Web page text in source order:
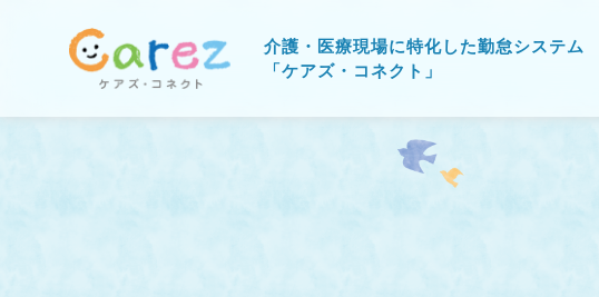
介護・医療現場に特化した勤怠システム
「ケアズ・コネクト」